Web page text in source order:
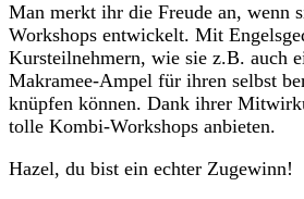
Man merkt ihr die Freude an, wenn
Workshops entwickelt. Mit
Kursteilnehmern, wie sie z.B. auch
Makramee-Ampel für ihren selbst
knüpfen können. Dank ihrer
tolle Kombi-Workshops anbieten.
Hazel, du bist ein echter Zugewinn!